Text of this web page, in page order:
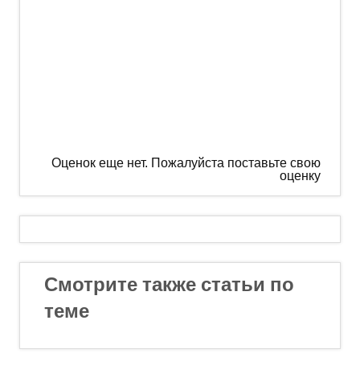
Оценок еще нет. Пожалуйста поставьте свою
оценку
Смотрите также статьи по
теме